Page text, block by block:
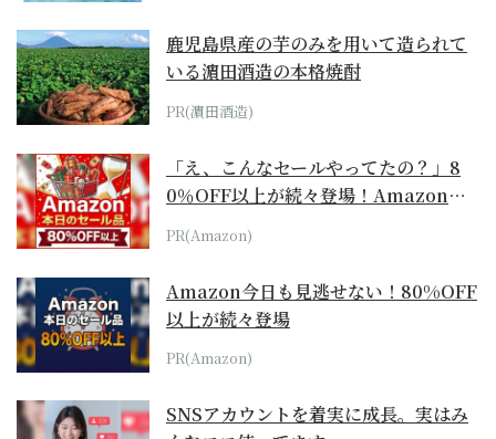
鹿児島県産の芋のみを用いて造られて
いる濵田酒造の本格焼酎
PR(濵田酒造)
「え、こんなセールやってたの？」8
0％OFF以上が続々登場！Amazonの
本気が...
PR(Amazon)
Amazon今日も見逃せない！80%OFF
以上が続々登場
PR(Amazon)
SNSアカウントを着実に成長。実はみ